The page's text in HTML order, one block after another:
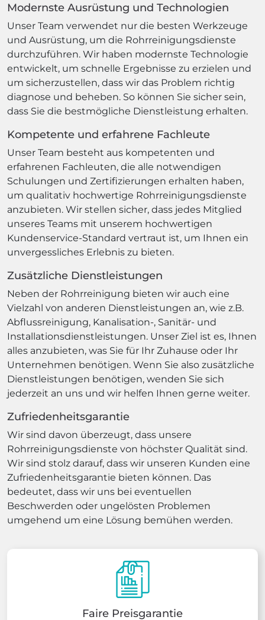
Modernste Ausrüstung und Technologien
Unser Team verwendet nur die besten Werkzeuge
und Ausrüstung, um die Rohrreinigungsdienste
durchzuführen. Wir haben modernste Technologie
entwickelt, um schnelle Ergebnisse zu erzielen und
um sicherzustellen, dass wir das Problem richtig
diagnose und beheben. So können Sie sicher sein,
dass Sie die bestmögliche Dienstleistung erhalten.
Kompetente und erfahrene Fachleute
Unser Team besteht aus kompetenten und
erfahrenen Fachleuten, die alle notwendigen
Schulungen und Zertifizierungen erhalten haben,
um qualitativ hochwertige Rohrreinigungsdienste
anzubieten. Wir stellen sicher, dass jedes Mitglied
unseres Teams mit unserem hochwertigen
Kundenservice-Standard vertraut ist, um Ihnen ein
unvergessliches Erlebnis zu bieten.
Zusätzliche Dienstleistungen
Neben der Rohrreinigung bieten wir auch eine
Vielzahl von anderen Dienstleistungen an, wie z.B.
Abflussreinigung, Kanalisation-, Sanitär- und
Installationsdienstleistungen. Unser Ziel ist es, Ihnen
alles anzubieten, was Sie für Ihr Zuhause oder Ihr
Unternehmen benötigen. Wenn Sie also zusätzliche
Dienstleistungen benötigen, wenden Sie sich
jederzeit an uns und wir helfen Ihnen gerne weiter.
Zufriedenheitsgarantie
Wir sind davon überzeugt, dass unsere
Rohrreinigungsdienste von höchster Qualität sind.
Wir sind stolz darauf, dass wir unseren Kunden eine
Zufriedenheitsgarantie bieten können. Das
bedeutet, dass wir uns bei eventuellen
Beschwerden oder ungelösten Problemen
umgehend um eine Lösung bemühen werden.
Faire Preisgarantie